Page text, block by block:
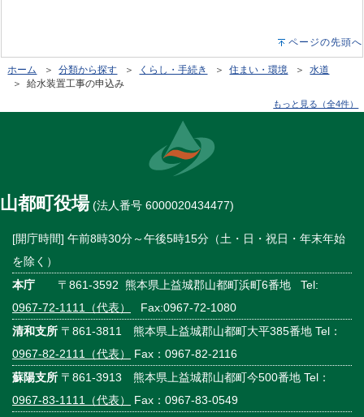
ページの先頭へ
ホーム ＞分類から探す ＞ くらし・手続き ＞住まい・環境 ＞水道
＞ 給水装置工事の申込み
もっと見る（全4件）
山都町役場(法人番号 6000020434477)
[開庁時間] 午前8時30分～午後5時15分（土・日・祝日・年末年始
を除く）
本庁 〒861-3592 熊本県上益城郡山都町浜町6番地 Tel:
0967-72-1111（代表）
Fax:0967-72-1080
清和支所 〒861-3811 熊本県上益城郡山都町大平385番地 Tel：
0967-82-2111（代表）
Fax：0967-82-2116
蘇陽支所 〒861-3913 熊本県上益城郡山都町今500番地 Tel：
0967-83-1111（代表）
Fax：0967-83-0549